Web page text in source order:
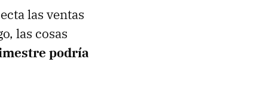
las ventas
las cosas
podría